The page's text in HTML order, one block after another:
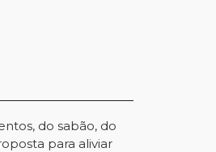
do sabão, do
para aliviar